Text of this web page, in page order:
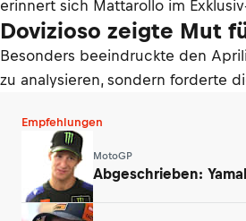
erinnert sich Mattarollo im
Dovizioso zeigte Mut
Besonders beeindruckte den
zu analysieren, sondern forderte
Empfehlungen
MotoGP
Abgeschrieben: